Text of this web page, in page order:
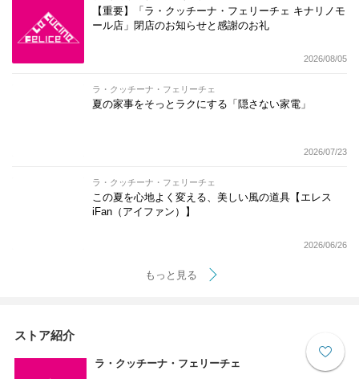
【重要】「ラ・クッチーナ・フェリーチェ キナリノモ
ール店」閉店のお知らせと感謝のお礼
2026/08/05
ラ・クッチーナ・フェリーチェ
夏の家事をそっとラクにする「隠さない家電」
2026/07/23
ラ・クッチーナ・フェリーチェ
この夏を心地よく変える、美しい風の道具【エレス
iFan（アイファン）】
2026/06/26
もっと見る
ストア紹介
ラ・クッチーナ・フェリーチェ